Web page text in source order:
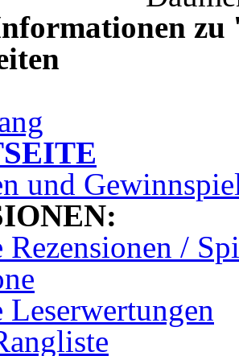
zu
und
Rezensionen /
Leserwertungen